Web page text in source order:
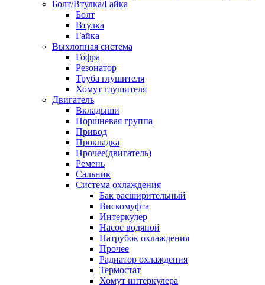
Болт/Втулка/Гайка
Болт
Втулка
Гайка
Выхлопная система
Гофра
Резонатор
Труба глушителя
Хомут глушителя
Двигатель
Вкладыши
Поршневая группа
Привод
Прокладка
Прочее(двигатель)
Ремень
Сальник
Система охлаждения
Бак расширительный
Вискомуфта
Интеркулер
Насос водяной
Патрубок охлаждения
Прочее
Радиатор охлаждения
Термостат
Хомут интеркулера